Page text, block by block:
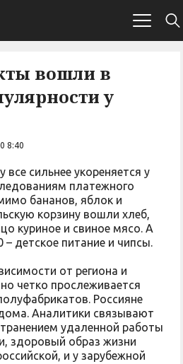
вошли в
у
8:40
сильнее укореняется у
платежного
бананов, яблок и
корзину вошли хлеб,
куриное и свиное мясо. А
детское питание и чипсы.
от региона и
четко прослеживается
Россияне
Аналитики связывают
удаленной работы
здоровый образ жизни
и у зарубежной